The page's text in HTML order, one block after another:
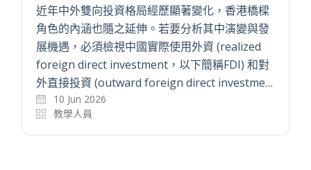
近年中外雙向投資格局經歷顯著變化，香港橋樑
角色的內涵也隨之延伸。若要分析其中演變與發
展機遇，必須檢視中國實際使用外資 (realized
foreign direct investment，以下簡稱FDI) 和對
外直接投資 (outward foreign direct investme…
10 Jun 2026
教學人員